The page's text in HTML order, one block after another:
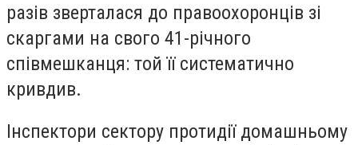
разів зверталася до правоохоронців зі
скаргами на свого 41-річного
співмешканця: той її систематично
кривдив.
Інспектори сектору протидії домашньому